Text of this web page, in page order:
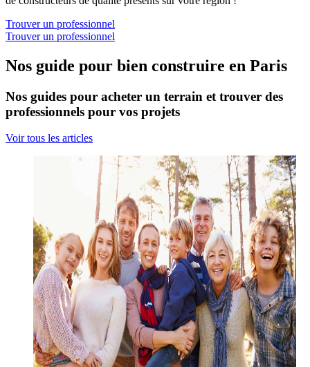
Trouver un professionnel
Trouver un professionnel
Nos guide pour bien construire en Paris
Nos guides pour acheter un terrain et trouver des
professionnels pour vos projets
Voir tous les articles